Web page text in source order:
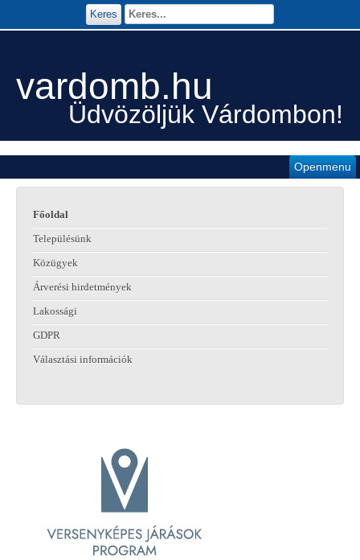
vardomb.hu
Üdvözöljük Várdombon!
Openmenu
Keres
Főoldal
Településünk
Közügyek
Árverési hirdetmények
Lakossági
GDPR
Választási információk